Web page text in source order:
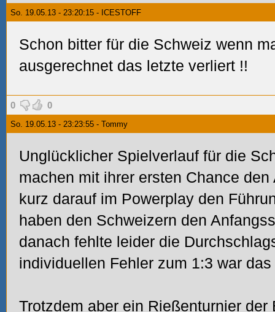
So. 19.05.13 - 23:20:15 - ICESTOFF
Schon bitter für die Schweiz wenn
ausgerechnet das letzte verliert !!
0 0
So. 19.05.13 - 23:23:55 - Tommy
Unglücklicher Spielverlauf für die
machen mit ihrer ersten Chance
kurz darauf im Powerplay den
haben den Schweizern den
danach fehlte leider die
individuellen Fehler zum 1:3 war
Trotzdem aber ein Rießenturnier